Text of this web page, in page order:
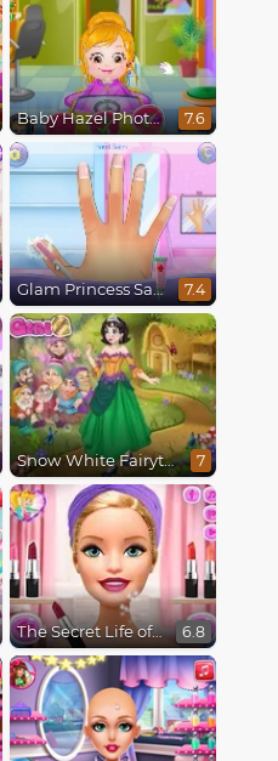
Baby Hazel Photoshoot 7.6
Glam Princess Salon 7.4
Snow White Fairytale Dress Up 7
The Secret Life of Dolls 6.8